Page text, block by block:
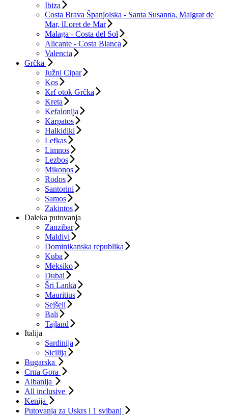
Ibiza
Costa Brava Španjolska - Santa Susanna, Malgrat de
Mar, lLoret de Mar
Malaga - Costa del Sol
Alicante - Costa Blanca
Valencia
Grčka
Južni Cipar
Kos
Krf otok Grčka
Kreta
Kefalonija
Karpatos
Halkidiki
Lefkas
Limnos
Lezbos
Mikonos
Rodos
Santorini
Samos
Zakintos
Daleka putovanja
Zanzibar
Maldivi
Dominikanska republika
Kuba
Meksiko
Dubai
Šri Lanka
Mauritius
Sejšeli
Bali
Tajland
Italija
Sardinija
Sicilija
Bugarska
Crna Gora
Albanija
All inclusive
Kenija
Putovanja za Uskrs i 1 svibanj